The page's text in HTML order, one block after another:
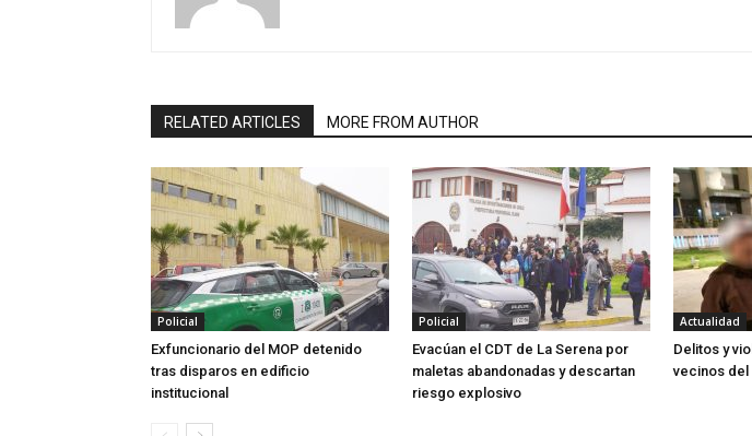
RELATED ARTICLES MORE FROM AUTHOR
Policial
Exfuncionario del MOP detenido
tras disparos en edificio
institucional
Policial
Evacúan el CDT de La Serena por
maletas abandonadas y descartan
riesgo explosivo
Actualidad
Delitos y
vecinos